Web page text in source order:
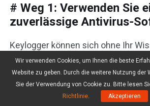
# Weg 1: Verwenden Sie
zuverlässige Antivirus-
Keylogger können sich ohne Ihr
Computer verstecken, daher
professionelle Antivirensoftware
hilft, Malware wie Keylogger zu
Defender ist die integrierte
Wir verwenden Cookies, um Ihnen die beste
Website zu geben. Durch die weitere Nutzung der
Sie der Verwendung von Cookie zu. Bitte lesen
Richtlinie. Akzeptieren